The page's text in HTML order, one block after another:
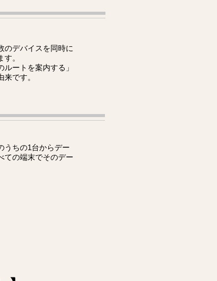
のデバイスを同時に
。
ートを案内する」
です。
うちの1台からデー
ての端末でそのデー